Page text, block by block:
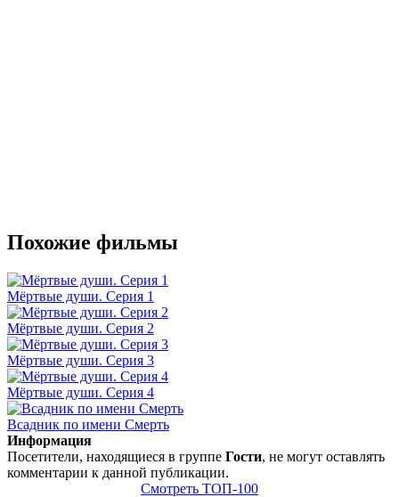
Похожие фильмы
Мёртвые души. Серия 1
Мёртвые души. Серия 2
Мёртвые души. Серия 3
Мёртвые души. Серия 4
Всадник по имени Смерть
Информация
Посетители, находящиеся в группе Гости, не могут оставлять
комментарии к данной публикации.
Смотреть ТОП-100